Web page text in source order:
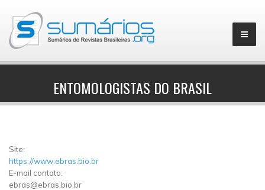
▼
ENTOMOLOGISTAS DO BRASIL
Site:
https://www.ebras.bio.br
E-mail contato:
ebras@ebras.bio.br